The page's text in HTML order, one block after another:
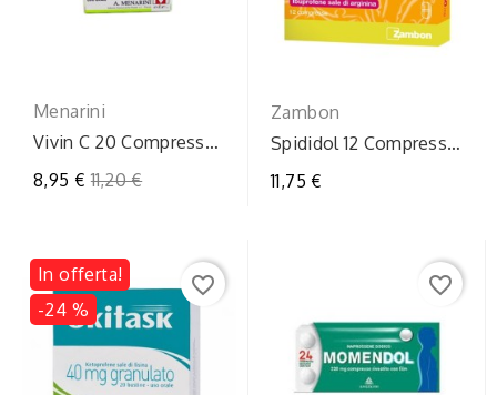
Menarini
Vivin C 20 Compresse
200mg
8,95 € Prezzo
11,20 €
Zambon
Spididol 12 Compresse
11,75 €
In offerta!
-24 %
favorite_border favorite_border